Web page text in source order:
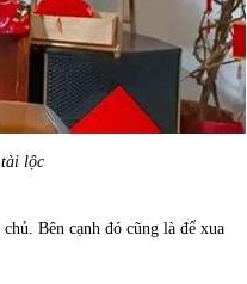
lộc
Bên cạnh đó cũng là để xua